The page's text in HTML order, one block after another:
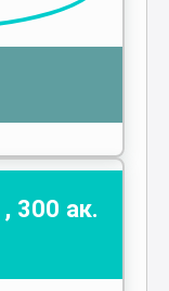
, 300 ак.